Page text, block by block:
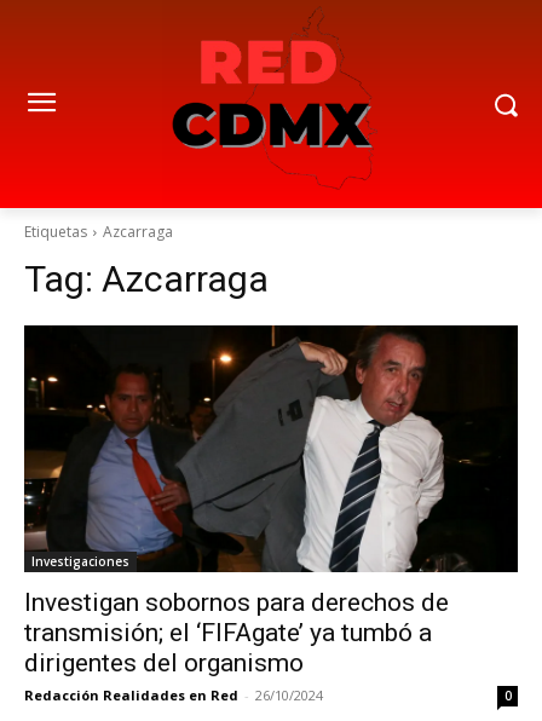
Etiquetas Azcarraga
Tag: Azcarraga
Investigaciones
Investigan sobornos para derechos de
transmisión; el ‘FIFAgate’ ya tumbó a
dirigentes del organismo
Redacción Realidades en Red - 26/10/2024 0